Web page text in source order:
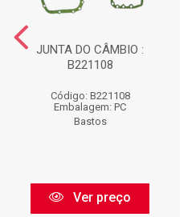
JUNTA DO CÂMBIO :
B221108
Código: B221108
Embalagem: PC
Bastos
Ver preço